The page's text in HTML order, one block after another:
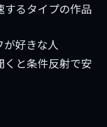
るタイプの作品
好きな人
くと条件反射で安